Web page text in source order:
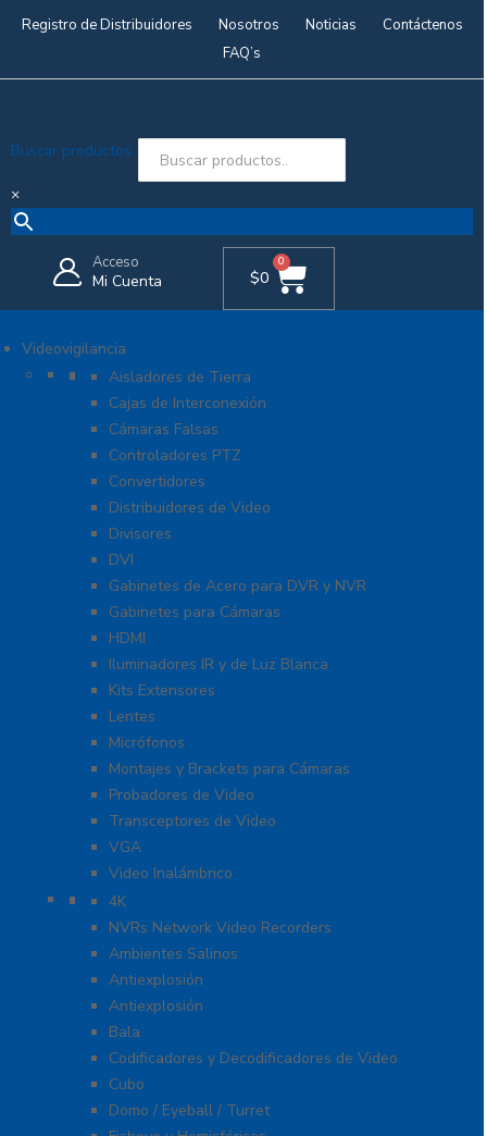
Registro de Distribuidores Nosotros Noticias
Contáctenos
FAQ’s
Buscar productos..
×
Acceso
Mi Cuenta $0
0
Videovigilancia
Accesorios generales
Aisladores de Tierra
Cajas de Interconexión
Cámaras Falsas
Controladores PTZ
Convertidores
Distribuidores de Video
Divisores
DVI
Gabinetes de Acero para DVR y NVR
Gabinetes para Cámaras
HDMI
Iluminadores IR y de Luz Blanca
Kits Extensores
Lentes
Micrófonos
Montajes y Brackets para Cámaras
Probadores de Video
Transceptores de Video
VGA
Video Inalámbrico
Cámaras IP y NVRs
4K
NVRs Network Video Recorders
Ambientes Salinos
Antiexplosión
Antiexplosión
Bala
Codificadores y Decodificadores de Video
Cubo
Domo / Eyeball / Turret